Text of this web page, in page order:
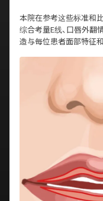
本院在参考这些标准和
综合考量E线、口唇外翻
造与每位患者面部特征